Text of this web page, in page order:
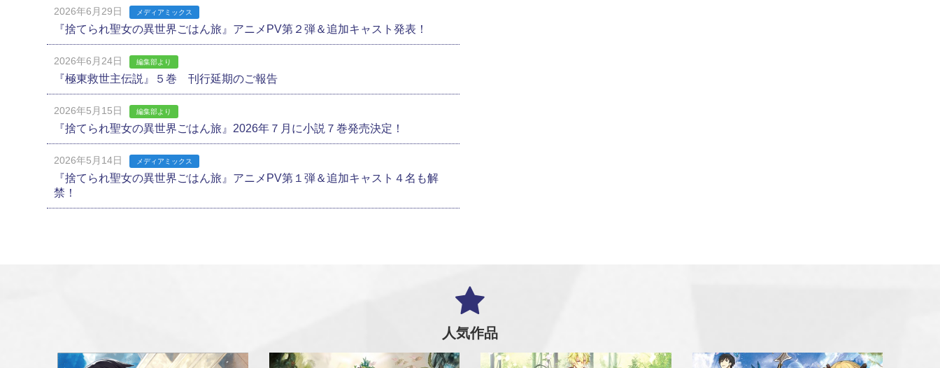
2026年6月29日 メディアミックス
『捨てられ聖女の異世界ごはん旅』アニメPV第２弾＆追加キャスト発表！
2026年6月24日 編集部より
『極東救世主伝説』５巻 刊行延期のご報告
2026年5月15日 編集部より
『捨てられ聖女の異世界ごはん旅』2026年７月に小説７巻発売決定！
2026年5月14日 メディアミックス
『捨てられ聖女の異世界ごはん旅』アニメPV第１弾＆追加キャスト４名も解
禁！
人気作品